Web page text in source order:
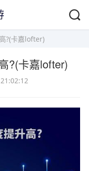
?(卡嘉lofter)
?(卡嘉lofter)